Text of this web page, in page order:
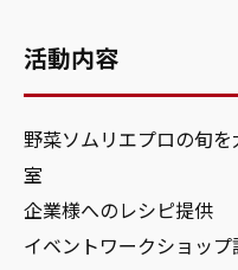
活動内容
野菜ソムリエプロの旬
室
企業様へのレシピ提供
イベントワークショップ